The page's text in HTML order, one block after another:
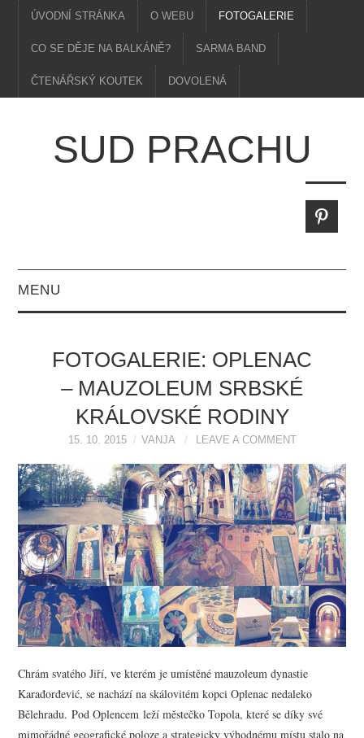
ÚVODNÍ STRÁNKA O WEBU FOTOGALERIE
CO SE DĚJE NA BALKÁNĚ? SARMA BAND
ČTENÁŘSKÝ KOUTEK DOVOLENÁ
SUD PRACHU
MENU
FOTOGALERIE: OPLENAC
– MAUZOLEUM SRBSKÉ
KRÁLOVSKÉ RODINY
15. 10. 2015 VANJA LEAVE A COMMENT
Chrám svatého Jiří, ve kterém je umístěné mauzoleum dynastie
Karađorđević, se nachází na skálovitém kopci Oplenac nedaleko
Bělehradu. Pod Oplencem leží městečko Topola, které se díky své
mimořádné geografické poloze a strategicky výhodnému místu stalo na